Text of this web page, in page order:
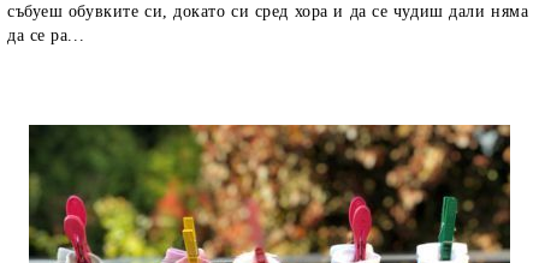
събуеш обувките си, докато си сред хора и да се чудиш дали няма
да се ра...